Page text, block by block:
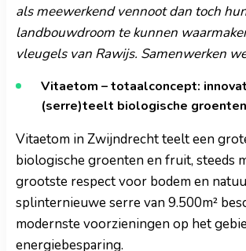
als meewerkend vennoot dan toch
landbouwdroom te kunnen
vleugels van Rawijs. Samenwerken
Vitaetom – totaalconcept:
(serre)teelt biologische
Vitaetom in Zwijndrecht teelt een
biologische groenten en fruit, steeds
grootste respect voor bodem en
splinternieuwe serre van 9.500m²
modernste voorzieningen op het
energiebesparing.